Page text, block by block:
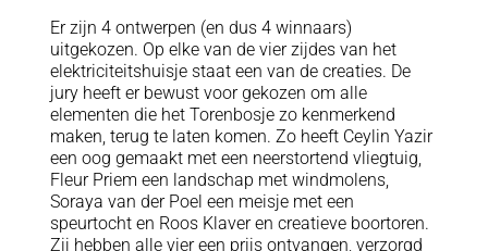
Er zijn 4 ontwerpen (en dus 4 winnaars)
uitgekozen. Op elke van de vier zijdes van het
elektriciteitshuisje staat een van de creaties. De
jury heeft er bewust voor gekozen om alle
elementen die het Torenbosje zo kenmerkend
maken, terug te laten komen. Zo heeft Ceylin Yazir
een oog gemaakt met een neerstortend vliegtuig,
Fleur Priem een landschap met windmolens,
Soraya van der Poel een meisje met een
speurtocht en Roos Klaver en creatieve boortoren.
Zij hebben alle vier een prijs ontvangen, verzorgd